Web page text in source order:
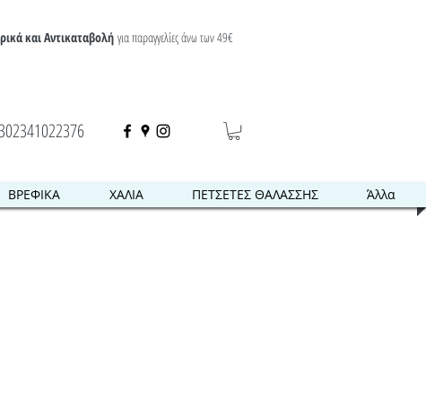
και Αντικαταβολή για παραγγελίες άνω των 49€
ΒΡΕΦΙΚΑ ΧΑΛΙΑ ΠΕΤΣΕΤΕΣ ΘΑΛΑΣΣΗΣ Άλλα